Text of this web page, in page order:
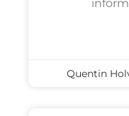
Quentin